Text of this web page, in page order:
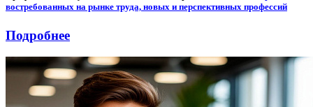
востребованных на рынке труда, новых и перспективных профессий
Подробнее